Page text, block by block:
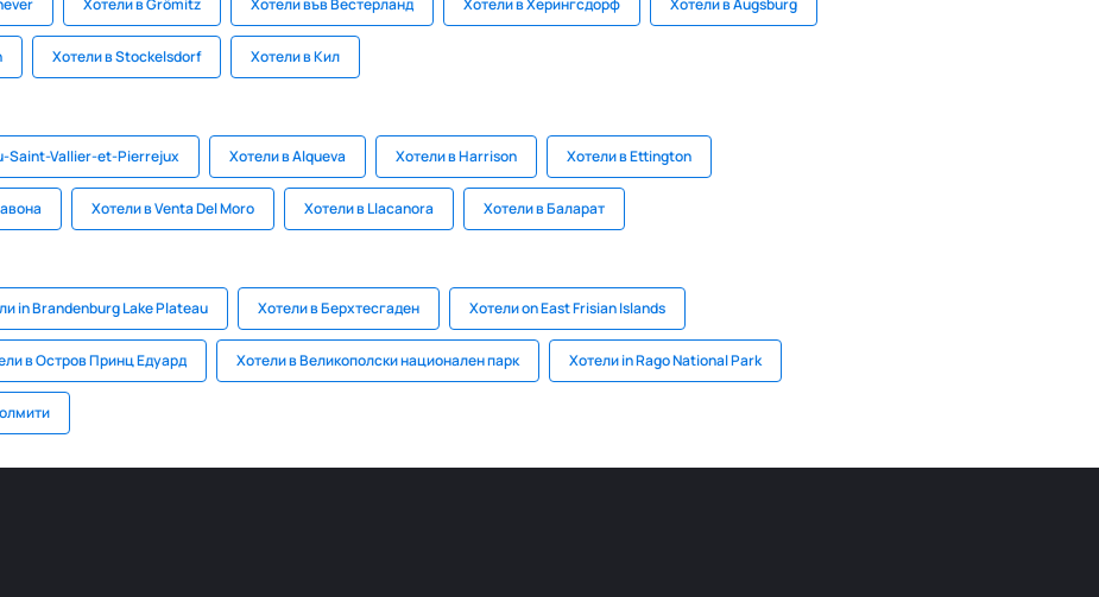
Хотели в Grömitz Хотели във Вестерланд Хотели в Херингсдорф Хотели в Augsburg
Хотели в Stockelsdorf Хотели в Кил
Saint-Vallier-et-Pierrejux Хотели в Alqueva Хотели в Harrison Хотели в Ettington
Хотели в Venta Del Moro Хотели в Llacanora Хотели в Баларат
in Brandenburg Lake Plateau Хотели в Берхтесгаден Хотели on East Frisian Islands
в Остров Принц Едуард Хотели в Великополски национален парк Хотели in Rago National Park